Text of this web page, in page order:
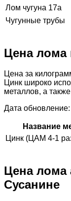
Лом чугуна 17а
Чугунные трубы
Цена лома
Цена за
Цинк широко
металлов, а
Дата
Название
Цинк (ЦАМ 4-1
Цена лома
Сусанине